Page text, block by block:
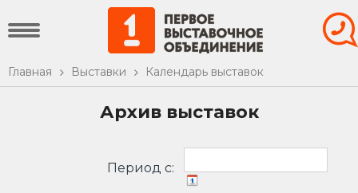
Главная Выставки Календарь выставок
Архив выставок
Период c: